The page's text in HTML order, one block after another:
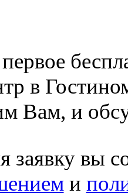
в
Вам, и
заявку вы
и